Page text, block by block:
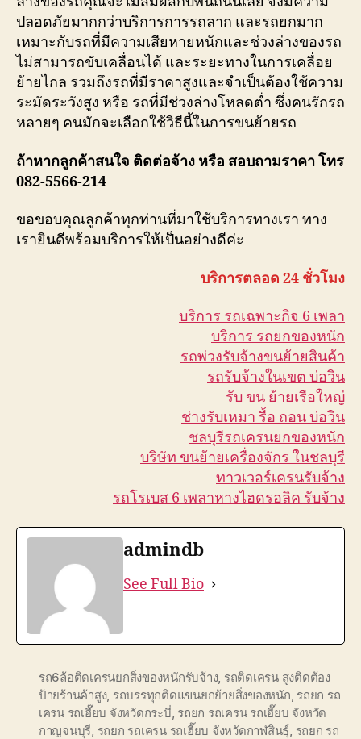
ปลอดภัยมากกว่าบริการการรถลาก และรถยกมาก
เหมาะกับรถที่มีความเสียหายหนักและช่วงล่างของรถ
ไม่สามารถขับเคลื่อนได้ และระยะทางในการเคลื่อย
ย้ายไกล รวมถึงรถที่มีราคาสูงและจำเป็นต้องใช้ความ
ระมัดระวังสูง หรือ รถที่มีช่วงล่างโหลดต่ำ ซึ่งคนรักรถ
หลายๆ คนมักจะเลือกใช้วิธีนี้ในการขนย้ายรถ
ถ้าหากลูกค้าสนใจ ติดต่อจ้าง หรือ สอบถามราคา โทร
082-5566-214
ขอขอบคุณลูกค้าทุกท่านที่มาใช้บริการทางเรา ทาง
เรายินดีพร้อมบริการให้เป็นอย่างดีค่ะ
บริการตลอด 24 ชั่วโมง
บริการ รถเฉพาะกิจ 6 เพลา
บริการ รถยกของหนัก
รถพ่วงรับจ้างขนย้ายสินค้า
รถรับจ้างในเขต บ่อวิน
รับ ขน ย้ายเรือใหญ่
ช่างรับเหมา รื้อ ถอน บ่อวิน
ชลบุรีรถเครนยกของหนัก
บริษัท ขนย้ายเครื่องจักร ในชลบุรี
ทาวเวอร์เครนรับจ้าง
รถโรเบส 6 เพลาหางไฮดรอลิค รับจ้าง
admindb
See Full Bio
รถ6ล้อติดเครนยกสิ่งของหนักรับจ้าง, รถติดเครน สูงติดต้อง
ป้ายร้านค้าสูง, รถบรรทุกติดแขนยกย้ายสิ่งของหนัก, รถยก รถ
เครน รถเฮี๊ยบ จังหวัดกระบี่, รถยก รถเครน รถเฮี๊ยบ จังหวัด
กาญจนบุรี, รถยก รถเครน รถเฮี๊ยบ จังหวัดกาฬสินธุ์, รถยก รถ